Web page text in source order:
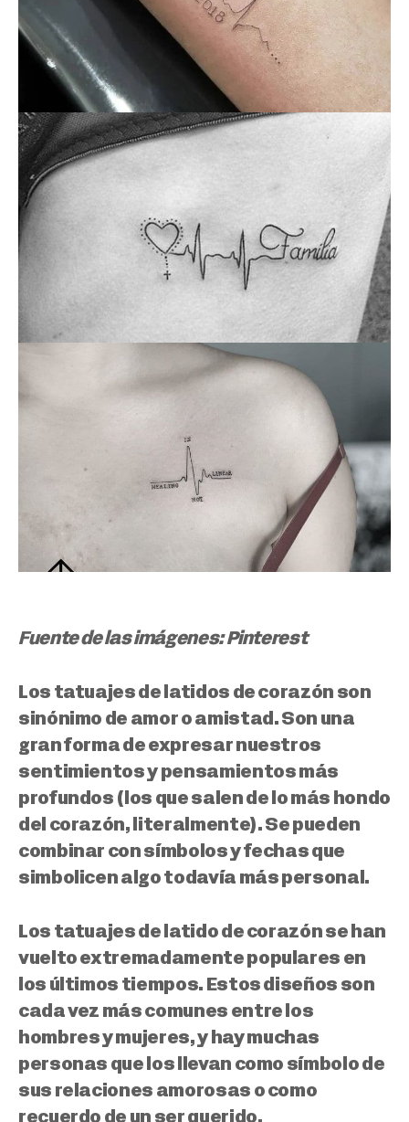
Fuente de las imágenes: Pinterest
Los tatuajes de latidos de corazón son
sinónimo de amor o amistad. Son una
gran forma de expresar nuestros
sentimientos y pensamientos más
profundos (los que salen de lo más hondo
del corazón, literalmente). Se pueden
combinar con símbolos y fechas que
simbolicen algo todavía más personal.
Los tatuajes de latido de corazón se han
vuelto extremadamente populares en
los últimos tiempos. Estos diseños son
cada vez más comunes entre los
hombres y mujeres, y hay muchas
personas que los llevan como símbolo de
sus relaciones amorosas o como
recuerdo de un ser querido.